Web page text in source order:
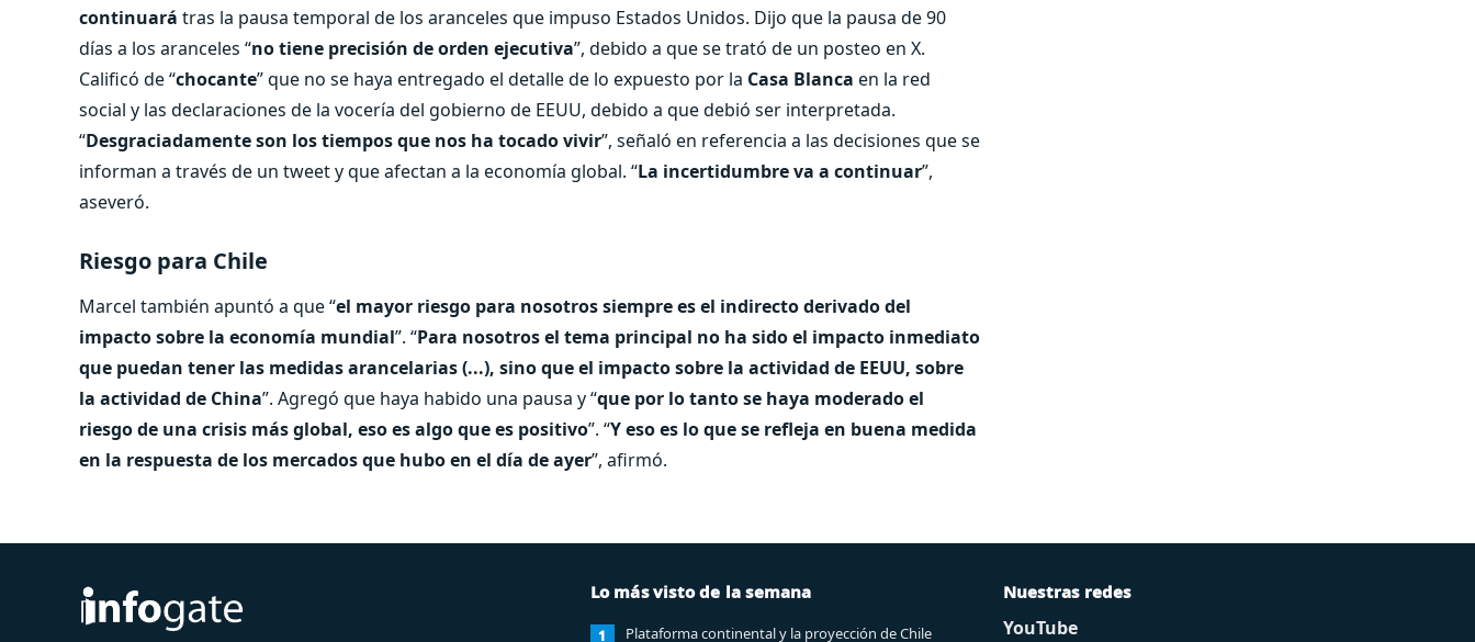
continuará tras la pausa temporal de los aranceles que impuso Estados Unidos. Dijo que la pausa de 90
días a los aranceles “no tiene precisión de orden ejecutiva”, debido a que se trató de un posteo en X.
Calificó de “chocante” que no se haya entregado el detalle de lo expuesto por la Casa Blanca en la red
social y las declaraciones de la vocería del gobierno de EEUU, debido a que debió ser interpretada.
“Desgraciadamente son los tiempos que nos ha tocado vivir”, señaló en referencia a las decisiones que se
informan a través de un tweet y que afectan a la economía global. “La incertidumbre va a continuar”,
aseveró.
Riesgo para Chile
Marcel también apuntó a que “el mayor riesgo para nosotros siempre es el indirecto derivado del
impacto sobre la economía mundial”. “Para nosotros el tema principal no ha sido el impacto inmediato
que puedan tener las medidas arancelarias (...), sino que el impacto sobre la actividad de EEUU, sobre
la actividad de China”. Agregó que haya habido una pausa y “que por lo tanto se haya moderado el
riesgo de una crisis más global, eso es algo que es positivo”. “Y eso es lo que se refleja en buena medida
en la respuesta de los mercados que hubo en el día de ayer”, afirmó.
Lo más visto de la semana
1 Plataforma continental y la proyección de Chile
Nuestras redes
YouTube